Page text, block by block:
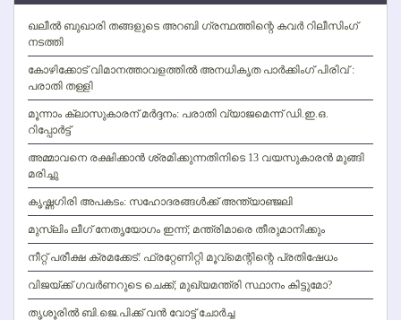
ഖലീല്‍ ബുഖാരി തങ്ങളുടെ അറബി ഗ്രന്ഥത്തിന്റെ കവര്‍ റിലീസിംഗ്
നടത്തി
കോഴിക്കോട് വിമാനത്താവളത്തില്‍ അനധികൃത പാര്‍ക്കിംഗ് പിരിവ് :
പരാതി തള്ളി
മൂന്നാം ക്ലാസുകാരന് മര്‍ദ്ദനം: പരാതി വ്യാജമെന്ന് ഡി.ഇ.ഒ.
റിപ്പോര്‍ട്ട്
അമ്മാവനെ രക്ഷിക്കാന്‍ ശ്രമിക്കുന്നതിനിടെ 13 വയസുകാരന്‍ മുങ്ങി
മരിച്ചു
കൃഷ്ണഗിരി അപകടം: സഹോദരങ്ങള്‍ക്ക് അന്ത്യാഞ്ജലി
മുസ്ലിം ലീഗ് നേതൃയോഗം ഇന്ന്; മന്ത്രിമാരെ തീരുമാനിക്കും
നീറ്റ് പരീക്ഷ ക്രമക്കേട്: ഫ്രറ്റേണിറ്റി മൂവ്‌മെന്റിന്റെ പ്രതിഷേധം
വിജയ്ക്ക് ഗവര്‍ണറുടെ ചെക്ക്; മുഖ്യമന്ത്രി സ്ഥാനം കിട്ടുമോ?
തൃശൂരില്‍ ബി.ജെ.പിക്ക് വന്‍ വോട്ട് ചോര്‍ച്ച